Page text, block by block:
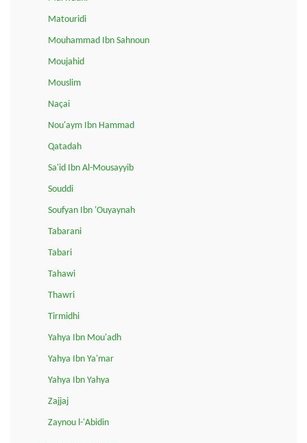
Matouridi
Mouhammad Ibn Sahnoun
Moujahid
Mouslim
Naçai
Nou'aym Ibn Hammad
Qatadah
Sa'id Ibn Al-Mousayyib
Souddi
Soufyan Ibn 'Ouyaynah
Tabarani
Tabari
Tahawi
Thawri
Tirmidhi
Yahya Ibn Mou'adh
Yahya Ibn Ya'mar
Yahya Ibn Yahya
Zajjaj
Zaynou l-'Abidin